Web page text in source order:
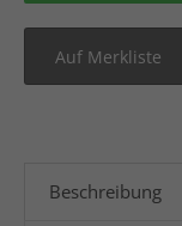
Beschreibung